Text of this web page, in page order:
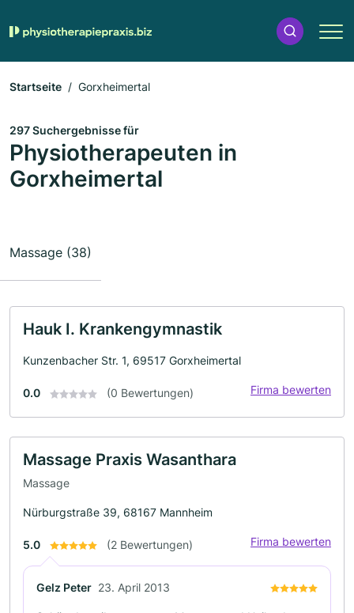
Startseite Gorxheimertal
297 Suchergebnisse für
Physiotherapeuten in
Gorxheimertal
Massage (38)
Hauk I. Krankengymnastik
Kunzenbacher Str. 1, 69517 Gorxheimertal
0.0 (0 Bewertungen) Firma bewerten
Massage Praxis Wasanthara
Massage
Nürburgstraße 39, 68167 Mannheim
5.0 (2 Bewertungen) Firma bewerten
Gelz Peter 23. April 2013